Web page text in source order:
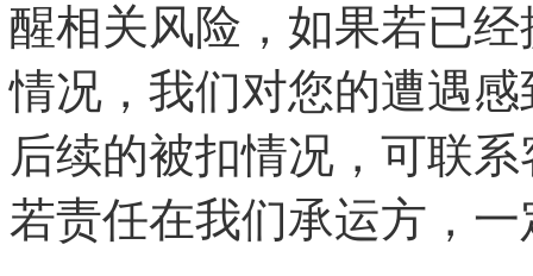
醒相关风险，如果若已
情况，我们对您的遭遇
后续的被扣情况，可联
若责任在我们承运方，